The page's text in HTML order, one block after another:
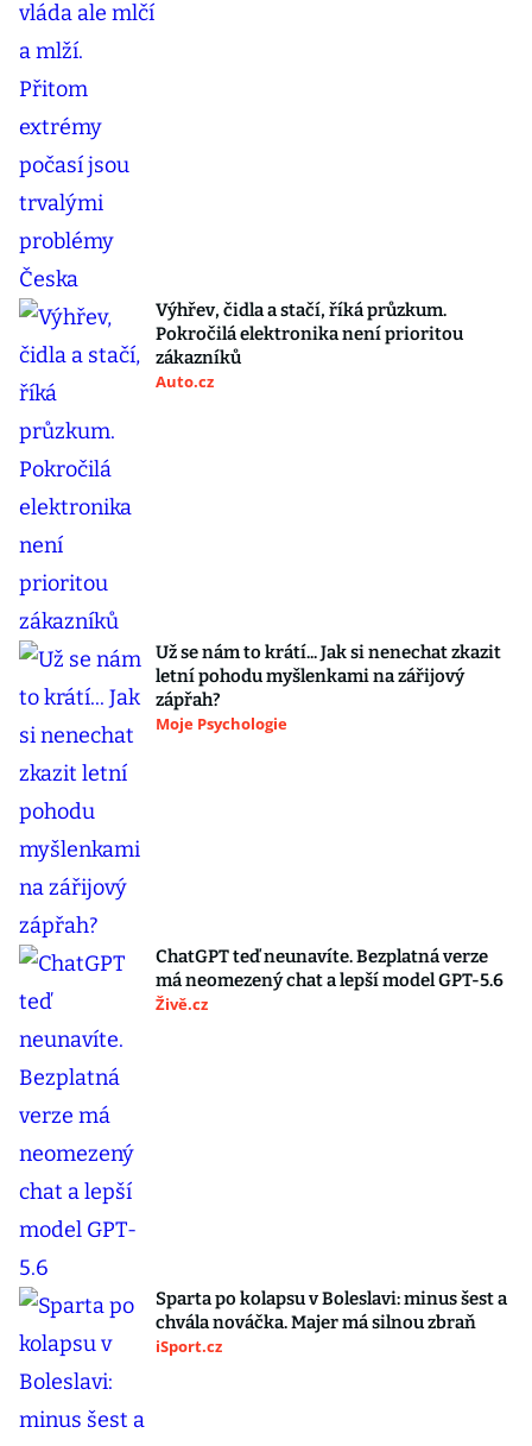
Výhřev, čidla a stačí, říká průzkum.
Pokročilá elektronika není prioritou
zákazníků
Auto.cz
Už se nám to krátí... Jak si nenechat zkazit
letní pohodu myšlenkami na zářijový
zápřah?
Moje Psychologie
ChatGPT teď neunavíte. Bezplatná verze
má neomezený chat a lepší model GPT-5.6
Živě.cz
Sparta po kolapsu v Boleslavi: minus šest a
chvála nováčka. Majer má silnou zbraň
iSport.cz